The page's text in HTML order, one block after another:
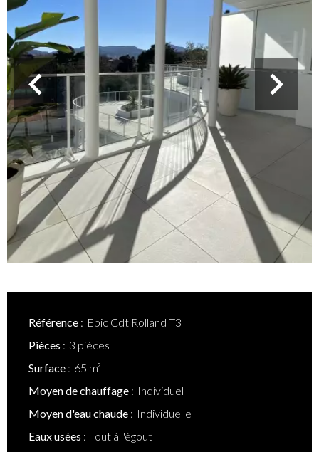
Référence
Epic Cdt Rolland T3
Pièces
3 pièces
Surface
65 m²
Moyen de chauffage
Individuel
Moyen d'eau chaude
Individuelle
Eaux usées
Tout à l'égout